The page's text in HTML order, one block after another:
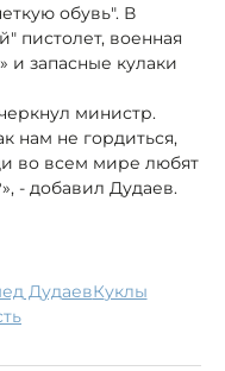
обувь". В
пистолет, военная
и запасные кулаки
министр.
нам не гордиться,
во всем мире любят
- добавил Дудаев.
Дудаев куклы